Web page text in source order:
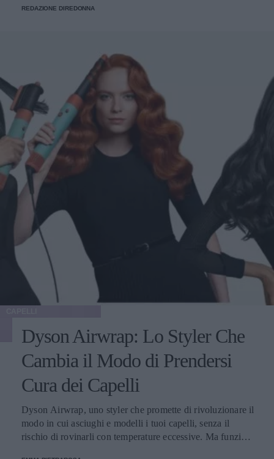
REDAZIONE DIREDONNA
Dyson Airwrap: Lo Styler Che
Cambia il Modo di Prendersi
Cura dei Capelli
Dyson Airwrap, uno styler che promette di rivoluzionare il
modo in cui asciughi e modelli i tuoi capelli, senza il
rischio di rovinarli con temperature eccessive. Ma funziona